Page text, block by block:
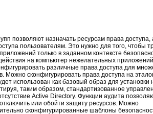
позволяют назначать ресурсам права доступа,
пользователям. Это нужно для того, чтобы
только в заданном контексте
на компьютер нежелательных
различные права доступа для
Можно сконфигурировать права доступа на
использован как базовый образ для установки
таким образом, стандартизованное
Active Directory. Функции аудита
или обойти защиту ресурсов. Можно
сконфигурированные шаблоны